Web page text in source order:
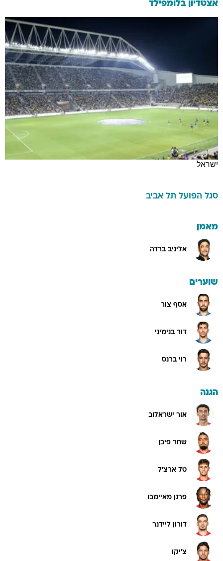
אצטדיון בלומפילד
ישראל
סגל הפועל תל אביב
מאמן
אליניב ברדה
שוערים
אסף צור
דור בנימיני
רוי ברנס
הגנה
אור ישראלוב
שחר פיבן
טל ארצ'ל
פרנן מאיימבו
דורון ליידנר
צ'יקו